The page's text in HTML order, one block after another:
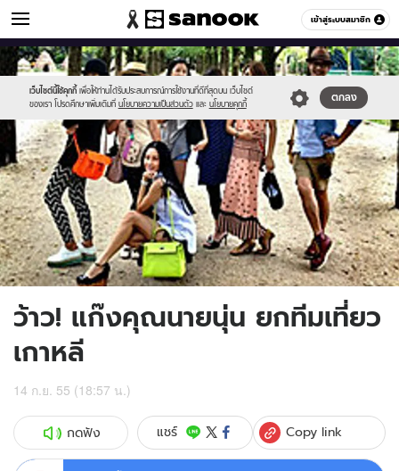
เข้าสู่ระบบสมาชิก
ข่าวบันเทิง หมวดอื่นๆ
เว็บไซต์นี้ใช้คุกกี้ เพื่อให้ท่านได้รับประสบการณ์การใช้งานที่ดีที่สุดบน เว็บไซต์
ของเรา โปรดศึกษาเพิ่มเติมที่ นโยบายความเป็นส่วนตัว และ นโยบายคุกกี้
ตกลง
Sanook
//s.isanook.com/sr/0/images/logo-
new-
sanook.png
600
60
//s.isanook.com/ns/0/ud/228/1142319/1.jpg
ว้าว! แก๊งคุณนายนุ่น ยกทีมเที่ยว
เกาหลี
14 ก.ย. 55 (18:57 น.)
กดฟัง แชร์ Copy link